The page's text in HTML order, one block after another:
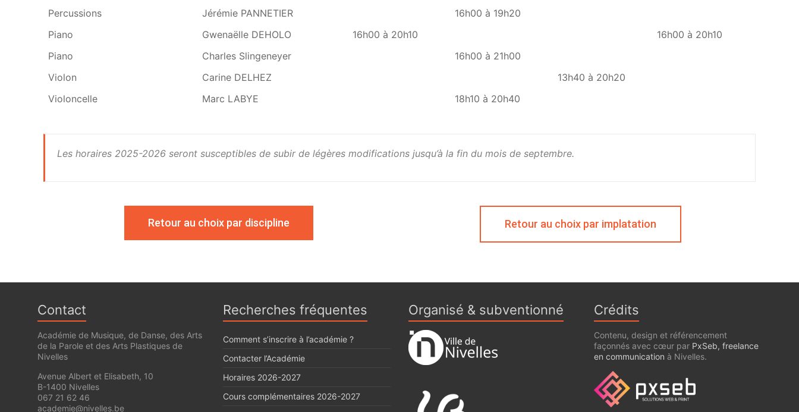
Percussions
Jérémie PANNETIER
16h00 à 19h20
Piano
Gwenaëlle DEHOLO 16h00 à 20h10
16h00 à 20h10
Piano
Charles Slingeneyer
16h00 à 21h00
Violon
Carine DELHEZ
13h40 à 20h20
Violoncelle
Marc LABYE 18h10 à 20h40
Les horaires 2025-2026 seront susceptibles de subir de légères modifications jusqu’à la fin du mois de septembre.
Retour au choix par discipline Retour au choix par implatation
Contact
Académie de Musique, de Danse, des Arts
de la Parole et des Arts Plastiques de
Nivelles
Avenue Albert et Elisabeth, 10
B-1400 Nivelles
067 21 62 46
academie@nivelles.be
Recherches fréquentes
Comment s’inscrire à l’académie ?
Contacter l’Académie
Horaires 2026-2027
Cours complémentaires 2026-2027
Organisé & subventionné Crédits
Contenu, design et référencement
façonnés avec cœur par PxSeb, freelance
en communication à Nivelles.